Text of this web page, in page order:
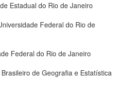
Estadual do Rio de Janeiro
Federal do Rio de
Federal do Rio de Janeiro
de Geografia e Estatística